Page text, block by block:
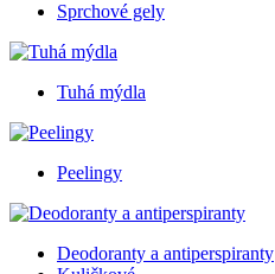
Sprchové gely
Tuhá mýdla
Peelingy
Deodoranty a antiperspiranty